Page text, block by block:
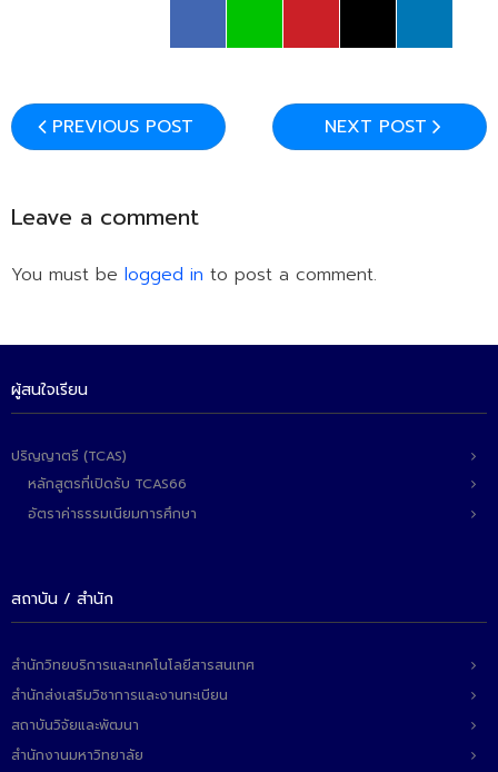
PREVIOUS POST NEXT POST
Leave a comment
You must be logged in to post a comment.
ผู้สนใจเรียน
ปริญญาตรี (TCAS)
หลักสูตรที่เปิดรับ TCAS66
อัตราค่าธรรมเนียมการศึกษา
สถาบัน / สำนัก
สำนักวิทยบริการและเทคโนโลยีสารสนเทศ
สำนักส่งเสริมวิชาการและงานทะเบียน
สถาบันวิจัยและพัฒนา
สำนักงานมหาวิทยาลัย